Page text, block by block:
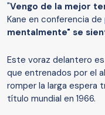
"Vengo de la mejor
Kane en conferencia
mentalmente" se
Este voraz delantero
que entrenados por el
romper la larga espera
título mundial en 1966.